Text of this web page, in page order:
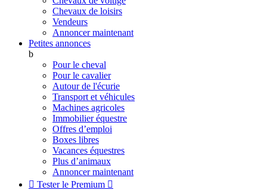
Chevaux de loisirs
Vendeurs
Annoncer maintenant
Petites annonces
b
Pour le cheval
Pour le cavalier
Autour de l'écurie
Transport et véhicules
Machines agricoles
Immobilier équestre
Offres d’emploi
Boxes libres
Vacances équestres
Plus d’animaux
Annoncer maintenant
 Tester le Premium 